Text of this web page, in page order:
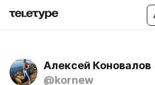
Алексей Коновалов
@kornew